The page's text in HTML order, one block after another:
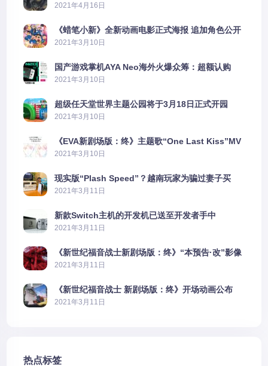
2021年4月16日
《蜡笔小新》全新动画电影正式海报 追加角色公开
2021年3月10日
国产游戏掌机AYA Neo海外火爆众筹：超额认购
2606%
2021年3月10日
超级任天堂世界主题公园将于3月18日正式开园
2021年3月10日
《EVA新剧场版：终》主题歌“One Last Kiss”MV
公布
2021年3月10日
现实版“Plash Speed”？越南玩家为骗过妻子买
PS5上演好戏
2021年3月11日
新款Switch主机的开发机已送至开发者手中
2021年3月11日
《新世纪福音战士新剧场版：终》“本预告·改”影像
公开
2021年3月11日
《新世纪福音战士 新剧场版：终》开场动画公布
2021年3月11日
热点标签